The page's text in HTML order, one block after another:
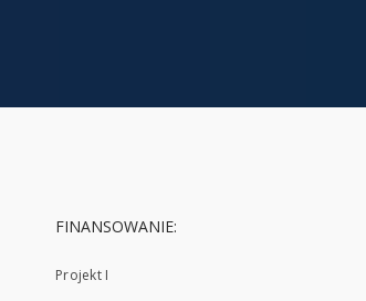
FINANSOWANIE:
Projekt I